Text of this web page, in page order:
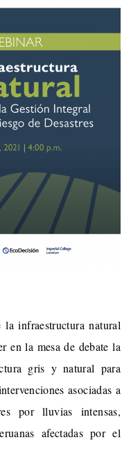
infraestructura natural
en la mesa de debate la
gris y natural para
asociadas a
por lluvias intensas,
afectadas por el